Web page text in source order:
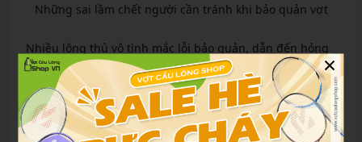
Những sai lầm chết người cần tránh khi bảo quản vợt
Nhiều lông thủ vô tình mắc lỗi bảo quản, dẫn đến hỏng
hóc nhanh chóng. Dưới đây là các sai lầm phổ biến cần
tránh.
Để vợt trong cốp xe hơi dưới trời nắng nóng
×